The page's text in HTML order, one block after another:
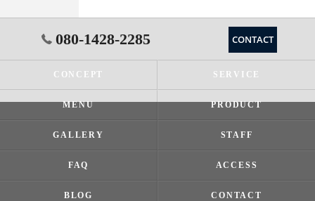
080-1428-2285 CONTACT
CONCEPT SERVICE
MENU PRODUCT
GALLERY STAFF
FAQ ACCESS
BLOG CONTACT